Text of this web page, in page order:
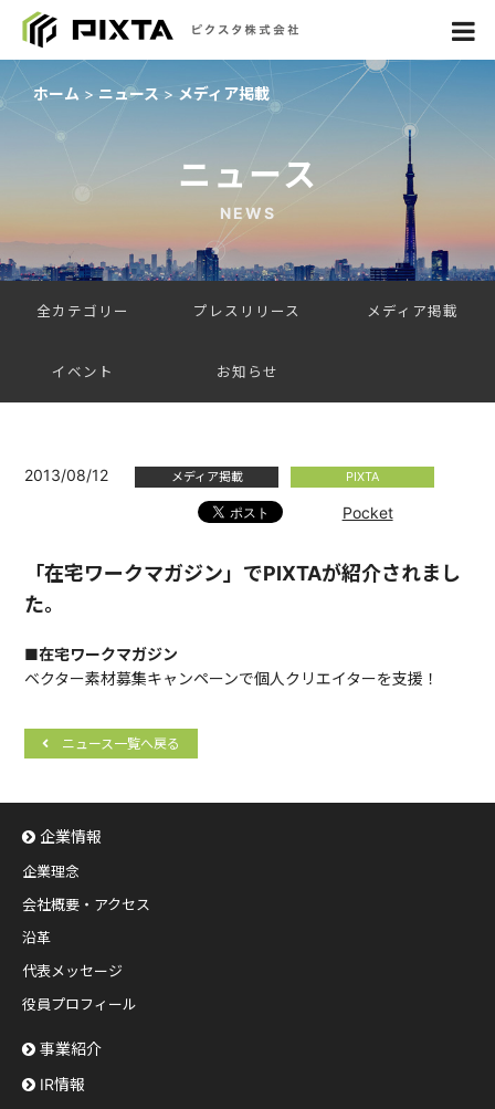
ホーム ニュース メディア掲載
ニュース
NEWS
全カテゴリー プレスリリース メディア掲載
イベント お知らせ
2013/08/12 メディア掲載 PIXTA
Pocket
「在宅ワークマガジン」でPIXTAが紹介されまし
た。
■在宅ワークマガジン
ベクター素材募集キャンペーンで個人クリエイターを支援！
ニュース一覧へ戻る
企業情報
企業理念
会社概要・アクセス
沿革
代表メッセージ
役員プロフィール
事業紹介
IR情報